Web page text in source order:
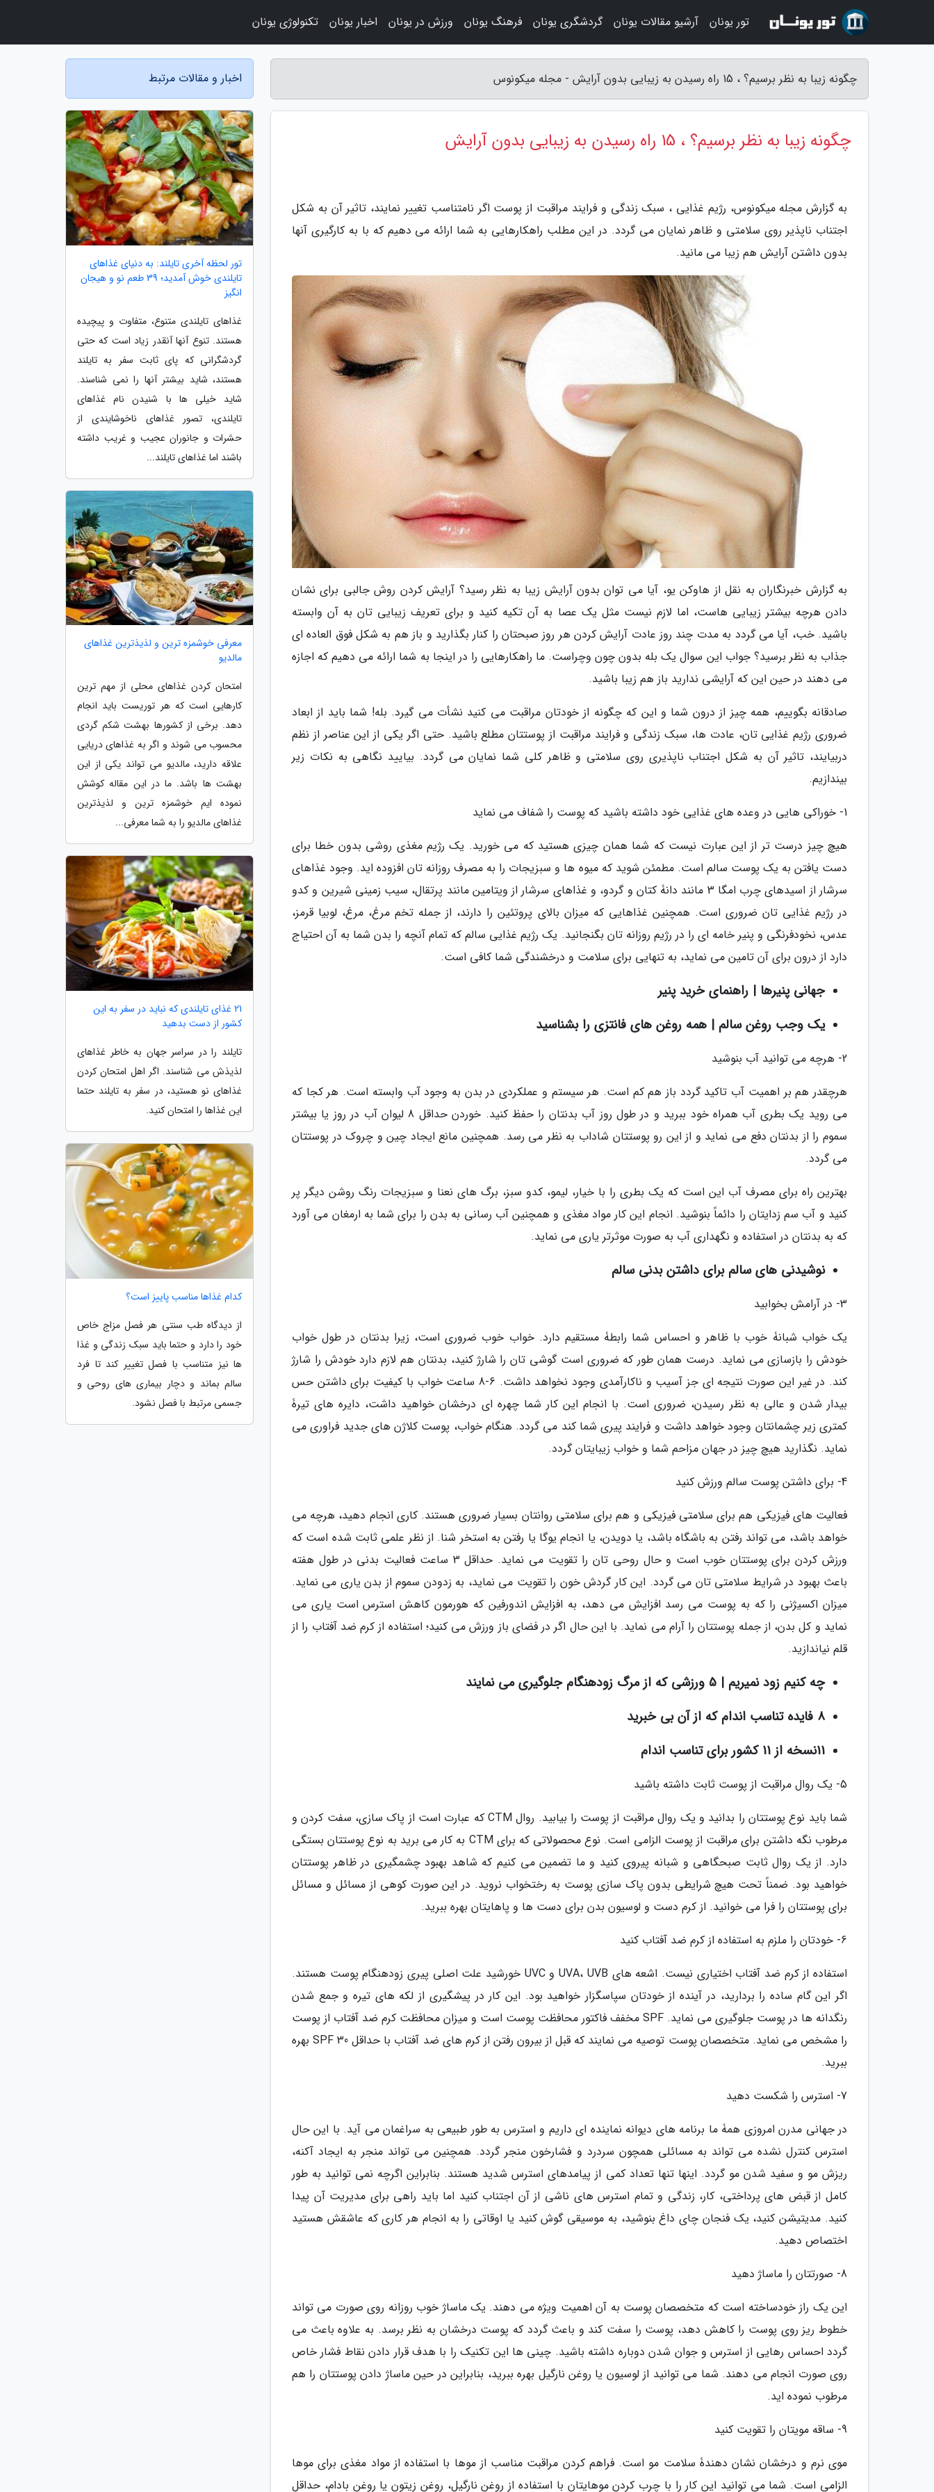
چگونه زیبا به نظر برسیم؟ ، 15 راه رسیدن به زیبایی بدون آرایش - مجله میکونوس
چگونه زیبا به نظر برسیم؟ ، 15 راه رسیدن به زیبایی بدون آرایش
به گزارش مجله میکونوس، رژیم غذایی ، سبک زندگی و فرایند مراقبت از پوست اگر نامتناسب تغییر نمایند، تاثیر آن به شکل
اجتناب ناپذیر روی سلامتی و ظاهر نمایان می گردد. در این مطلب راهکارهایی به شما ارائه می دهیم که با به کارگیری آنها
بدون داشتن آرایش هم زیبا می مانید.
به گزارش خبرنگاران به نقل از هاوکن یو، آیا می توان بدون آرایش زیبا به نظر رسید؟ آرایش کردن روش جالبی برای نشان
دادن هرچه بیشتر زیبایی هاست، اما لازم نیست مثل یک عصا به آن تکیه کنید و برای تعریف زیبایی تان به آن وابسته
باشید. خب، آیا می گردد به مدت چند روز عادت آرایش کردن هر روز صبحتان را کنار بگذارید و باز هم به شکل فوق العاده ای
جذاب به نظر برسید؟ جواب این سوال یک بله بدون چون وچراست. ما راهکارهایی را در اینجا به شما ارائه می دهیم که اجازه
می دهند در حین این که آرایشی ندارید باز هم زیبا باشید.
صادقانه بگوییم، همه چیز از درون شما و این که چگونه از خودتان مراقبت می کنید نشأت می گیرد. بله! شما باید از ابعاد
ضروری رژیم غذایی تان، عادت ها، سبک زندگی و فرایند مراقبت از پوستتان مطلع باشید. حتی اگر یکی از این عناصر از نظم
دربیایند، تاثیر آن به شکل اجتناب ناپذیری روی سلامتی و ظاهر کلی شما نمایان می گردد. بیایید نگاهی به نکات زیر
بیندازیم.
1- خوراکی هایی در وعده های غذایی خود داشته باشید که پوست را شفاف می نماید
هیچ چیز درست تر از این عبارت نیست که شما همان چیزی هستید که می خورید. یک رژیم مغذی روشی بدون خطا برای
دست یافتن به یک پوست سالم است. مطمئن شوید که میوه ها و سبزیجات را به مصرف روزانه تان افزوده اید. وجود غذاهای
سرشار از اسیدهای چرب امگا 3 مانند دانۀ کتان و گردو، و غذاهای سرشار از ویتامین مانند پرتقال، سیب زمینی شیرین و کدو
در رژیم غذایی تان ضروری است. همچنین غذاهایی که میزان بالای پروتئین را دارند، از جمله تخم مرغ، مرغ، لوبیا قرمز،
عدس، نخودفرنگی و پنیر خامه ای را در رژیم روزانه تان بگنجانید. یک رژیم غذایی سالم که تمام آنچه را بدن شما به آن احتیاج
دارد از درون برای آن تامین می نماید، به تنهایی برای سلامت و درخشندگی شما کافی است.
جهانی پنیرها | راهنمای خرید پنیر
یک وجب روغن سالم | همه روغن های فانتزی را بشناسید
2- هرچه می توانید آب بنوشید
هرچقدر هم بر اهمیت آب تاکید گردد باز هم کم است. هر سیستم و عملکردی در بدن به وجود آب وابسته است. هر کجا که
می روید یک بطری آب همراه خود ببرید و در طول روز آب بدنتان را حفظ کنید. خوردن حداقل 8 لیوان آب در روز یا بیشتر
سموم را از بدنتان دفع می نماید و از این رو پوستتان شاداب به نظر می رسد. همچنین مانع ایجاد چین و چروک در پوستتان
می گردد.
بهترین راه برای مصرف آب این است که یک بطری را با خیار، لیمو، کدو سبز، برگ های نعنا و سبزیجات رنگ روشن دیگر پر
کنید و آب سم زدایتان را دائماً بنوشید. انجام این کار مواد مغذی و همچنین آب رسانی به بدن را برای شما به ارمغان می آورد
که به بدنتان در استفاده و نگهداری آب به صورت موثرتر یاری می نماید.
نوشیدنی های سالم برای داشتن بدنی سالم
3- در آرامش بخوابید
یک خواب شبانۀ خوب با ظاهر و احساس شما رابطۀ مستقیم دارد. خواب خوب ضروری است، زیرا بدنتان در طول خواب
خودش را بازسازی می نماید. درست همان طور که ضروری است گوشی تان را شارژ کنید، بدنتان هم لازم دارد خودش را شارژ
کند. در غیر این صورت نتیجه ای جز آسیب و ناکارآمدی وجود نخواهد داشت. 6-8 ساعت خواب با کیفیت برای داشتن حس
بیدار شدن و عالی به نظر رسیدن، ضروری است. با انجام این کار شما چهره ای درخشان خواهید داشت، دایره های تیرۀ
کمتری زیر چشمانتان وجود خواهد داشت و فرایند پیری شما کند می گردد. هنگام خواب، پوست کلاژن های جدید فراوری می
نماید. نگذارید هیچ چیز در جهان مزاحم شما و خواب زیبایتان گردد.
4- برای داشتن پوست سالم ورزش کنید
فعالیت های فیزیکی هم برای سلامتی فیزیکی و هم برای سلامتی روانتان بسیار ضروری هستند. کاری انجام دهید، هرچه می
خواهد باشد، می تواند رفتن به باشگاه باشد، یا دویدن، یا انجام یوگا یا رفتن به استخر شنا. از نظر علمی ثابت شده است که
ورزش کردن برای پوستتان خوب است و حال روحی تان را تقویت می نماید. حداقل 3 ساعت فعالیت بدنی در طول هفته
باعث بهبود در شرایط سلامتی تان می گردد. این کار گردش خون را تقویت می نماید، به زدودن سموم از بدن یاری می نماید.
میزان اکسیژنی را که به پوست می رسد افزایش می دهد، به افزایش اندورفین که هورمون کاهش استرس است یاری می
نماید و کل بدن، از جمله پوستتان را آرام می نماید. با این حال اگر در فضای باز ورزش می کنید؛ استفاده از کرم ضد آفتاب را از
قلم نیاندازید.
چه کنیم زود نمیریم | 5 ورزشی که از مرگ زودهنگام جلوگیری می نمایند
8 فایده تناسب اندام که از آن بی خبرید
11نسخه از 11 کشور برای تناسب اندام
5- یک روال مراقبت از پوست ثابت داشته باشید
شما باید نوع پوستتان را بدانید و یک روال مراقبت از پوست را بیابید. روال CTM که عبارت است از پاک سازی، سفت کردن و
مرطوب نگه داشتن برای مراقبت از پوست الزامی است. نوع محصولاتی که برای CTM به کار می برید به نوع پوستتان بستگی
دارد. از یک روال ثابت صبحگاهی و شبانه پیروی کنید و ما تضمین می کنیم که شاهد بهبود چشمگیری در ظاهر پوستتان
خواهید بود. ضمناً تحت هیچ شرایطی بدون پاک سازی پوست به رختخواب نروید. در این صورت کوهی از مسائل و مسائل
برای پوستتان را فرا می خوانید. از کرم دست و لوسیون بدن برای دست ها و پاهایتان بهره ببرید.
6- خودتان را ملزم به استفاده از کرم ضد آفتاب کنید
استفاده از کرم ضد آفتاب اختیاری نیست. اشعه های UVA، UVB و UVC خورشید علت اصلی پیری زودهنگام پوست هستند.
اگر این گام ساده را بردارید، در آینده از خودتان سپاسگزار خواهید بود. این کار در پیشگیری از لکه های تیره و جمع شدن
رنگدانه ها در پوست جلوگیری می نماید. SPF مخفف فاکتور محافظت پوست است و میزان محافظت کرم ضد آفتاب از پوست
را مشخص می نماید. متخصصان پوست توصیه می نمایند که قبل از بیرون رفتن از کرم های ضد آفتاب با حداقل SPF 30 بهره
ببرید.
7- استرس را شکست دهید
در جهانی مدرن امروزی همۀ ما برنامه های دیوانه نماینده ای داریم و استرس به طور طبیعی به سراغمان می آید. با این حال
استرس کنترل نشده می تواند به مسائلی همچون سردرد و فشارخون منجر گردد. همچنین می تواند منجر به ایجاد آکنه،
ریزش مو و سفید شدن مو گردد. اینها تنها تعداد کمی از پیامدهای استرس شدید هستند. بنابراین اگرچه نمی توانید به طور
کامل از قبض های پرداختی، کار، زندگی و تمام استرس های ناشی از آن اجتناب کنید اما باید راهی برای مدیریت آن پیدا
کنید. مدیتیشن کنید، یک فنجان چای داغ بنوشید، به موسیقی گوش کنید یا اوقاتی را به انجام هر کاری که عاشقش هستید
اختصاص دهید.
8- صورتتان را ماساژ دهید
این یک راز خودساخته است که متخصصان پوست به آن اهمیت ویژه می دهند. یک ماساژ خوب روزانه روی صورت می تواند
خطوط ریز روی پوست را کاهش دهد، پوست را سفت کند و باعث گردد که پوست درخشان به نظر برسد. به علاوه باعث می
گردد احساس رهایی از استرس و جوان شدن دوباره داشته باشید. چینی ها این تکنیک را با هدف قرار دادن نقاط فشار خاص
روی صورت انجام می دهند. شما می توانید از لوسیون یا روغن نارگیل بهره ببرید، بنابراین در حین ماساژ دادن پوستتان را هم
مرطوب نموده اید.
9- ساقه مویتان را تقویت کنید
موی نرم و درخشان نشان دهندۀ سلامت مو است. فراهم کردن مراقبت مناسب از موها با استفاده از مواد مغذی برای موها
الزامی است. شما می توانید این کار را با چرب کردن موهایتان با استفاده از روغن نارگیل، روغن زیتون یا روغن بادام، حداقل
اخبار و مقالات مرتبط
تور لحظه آخری تایلند: به دنیای غذاهای
تایلندی خوش آمدید؛ 39 طعم نو و هیجان
انگیز
غذاهای تایلندی متنوع، متفاوت و پیچیده
هستند. تنوع آنها آنقدر زیاد است که حتی
گردشگرانی که پای ثابت سفر به تایلند
هستند، شاید بیشتر آنها را نمی شناسند.
شاید خیلی ها با شنیدن نام غذاهای
تایلندی، تصور غذاهای ناخوشایندی از
حشرات و جانوران عجیب و غریب داشته
باشند اما غذاهای تایلند...
معرفی خوشمزه ترین و لذیذترین غذاهای
مالدیو
امتحان کردن غذاهای محلی از مهم ترین
کارهایی است که هر توریست باید انجام
دهد. برخی از کشورها بهشت شکم گردی
محسوب می شوند و اگر به غذاهای دریایی
علاقه دارید، مالدیو می تواند یکی از این
بهشت ها باشد. ما در این مقاله کوشش
نموده ایم خوشمزه ترین و لذیذترین
غذاهای مالدیو را به شما معرفی...
21 غذای تایلندی که نباید در سفر به این
کشور از دست بدهید
تایلند را در سراسر جهان به خاطر غذاهای
لذیذش می شناسند. اگر اهل امتحان کردن
غذاهای نو هستید، در سفر به تایلند حتما
این غذاها را امتحان کنید.
کدام غذاها مناسب پاییز است؟
از دیدگاه طب سنتی هر فصل مزاج خاص
خود را دارد و حتما باید سبک زندگی و غذا
ها نیز متناسب با فصل تغییر کند تا فرد
سالم بماند و دچار بیماری های روحی و
جسمی مرتبط با فصل نشود.
تور یونان آرشیو مقالات یونان گردشگری یونان فرهنگ یونان ورزش در یونان اخبار یونان تکنولوژی یونان